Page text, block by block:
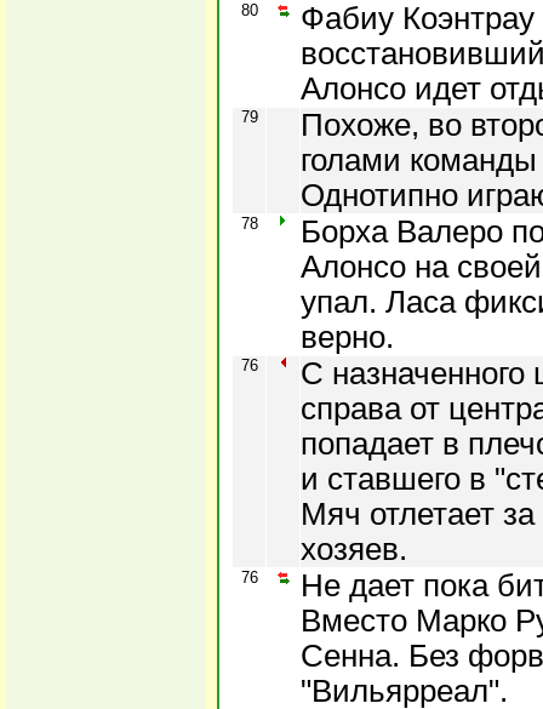
80
Фабиу Коэнтрау
Алонсо идет
79
Похоже, во
голами
Однотипно
78
Борха Валеро
Алонсо на
упал. Ласа
верно.
76
С назначенного
справа от
попадает в
и ставшего в
Мяч отлетает
хозяев.
76
Не дает пока
Вместо Марко
Сенна. Без
"Вильярреал".